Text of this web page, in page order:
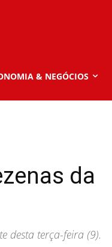
& NEGÓCIOS
da
desta terça-feira (9).